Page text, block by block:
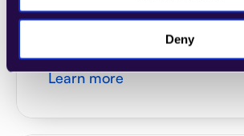
Deny
zusammenzustellen, die den
Anforderungen Ihres wachsenden
Unternehmens entsprechen.
Learn more